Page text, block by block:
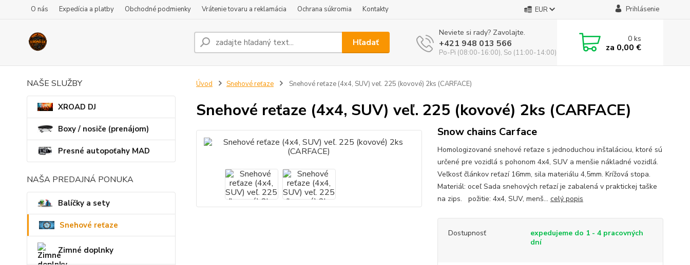
O nás Expedícia a platby Obchodné podmienky Vrátenie tovaru a reklamácia Ochrana súkromia Kontakty EUR Prihlásenie
Hľadať
Neviete si rady? Zavolajte.
+421 948 013 566
Po-Pi (08:00-16:00), So (11:00-14:00)
0ks
za 0,00 €
NAŠE SLUŽBY
XROAD DJ
Boxy / nosiče (prenájom)
Presné autopoťahy MAD
NAŠA PREDAJNÁ PONUKA
Balíčky a sety
Snehové reťaze
Zimné doplnky
Úvod Snehové reťaze Snehové reťaze (4x4, SUV) veľ. 225 (kovové) 2ks (CARFACE)
Snehové reťaze (4x4, SUV) veľ. 225 (kovové) 2ks (CARFACE)
Snow chains Carface
Homologizované snehové reťaze s jednoduchou inštaláciou, ktoré sú
určené pre vozidlá s pohonom 4x4, SUV a menšie nákladné vozidlá.
Veľkosť článkov reťazí 16mm, sila materiálu 4,5mm. Krížová stopa.
Materiál: oceľ Sada snehových reťazí je zabalená v praktickej taške
na zips. požitie: 4x4, SUV, menš... celý popis
Dostupnosť
expedujeme do 1 - 4 pracovných
dní